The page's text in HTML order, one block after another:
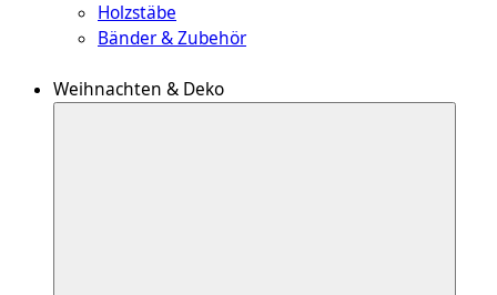
Holzstäbe
Bänder & Zubehör
Weihnachten & Deko